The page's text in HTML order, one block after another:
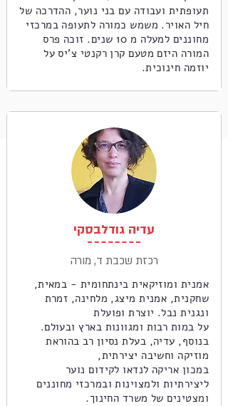
תעופתית ועבודה עם בני נוער, ההדרכה של
חיל האויר. משמש כמורה לתעופה במרכזי
מחוננים למעלה מ 10 שנים. זוכה פרס
המורה היזם מטעם קרן רקנטי צ'יס על
יוזמה חינוכית.
עדיה גודלבסקי
רכזת שכבת ד, מורה
אמנית ומוזיקאית בינתחומית - במאית,
שחקנית, אמנית מיצג, מלחינה, זמרת
ונגנית נבל. יוצרת ופועלת
על במות רבות ומגוונות בארץ ובעולם.
בנוסף, עדיה, בעלת נסיון רב בהוראת
מוזיקה וחשיבה יצירתית,
במכון אריקה לנדאו לקידום נוער
ליצירתיות ולמצוינות ובמרכזי מחוננים
ומצטינים של משרד החינוך.